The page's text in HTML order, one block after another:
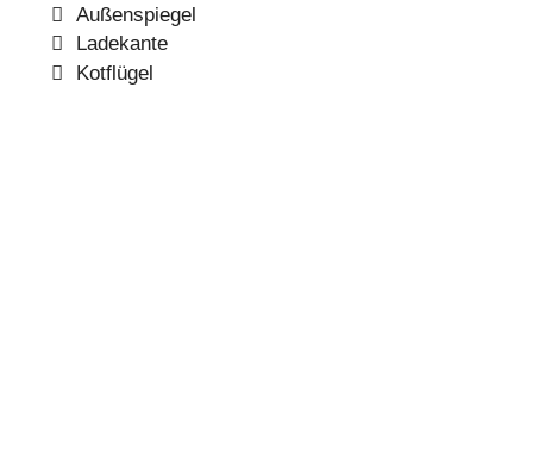
Außenspiegel
Ladekante
Kotflügel